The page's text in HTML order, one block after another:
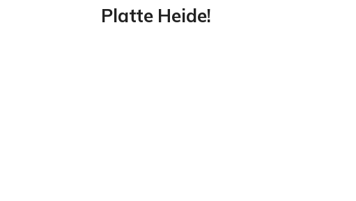
Platte Heide!